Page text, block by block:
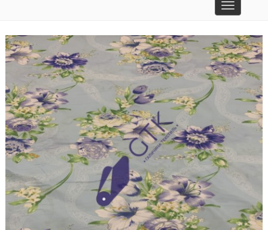
Toggle
navigation